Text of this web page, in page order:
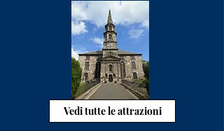
Vedi tutte le attrazioni